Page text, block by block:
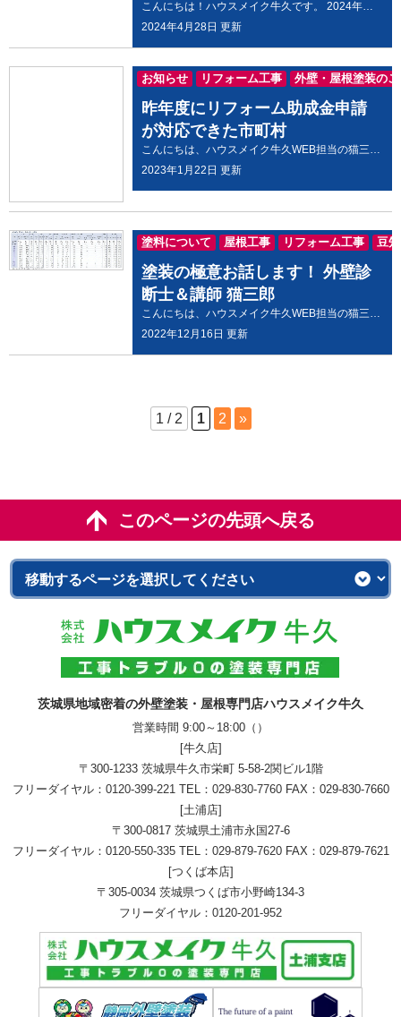
進的窓リノベ2024事業を活用し
よう
2024年4月28日 更新
昨年度にリフォーム助成金申請
が対応できた市町村
2023年1月22日 更新
お知らせ リフォーム工事 外壁・屋根塗装の
塗装の極意お話します！ 外壁診
断士＆講師 猫三郎
2022年12月16日 更新
塗料について 屋根工事 リフォーム工事
豆
外壁・屋根塗装のご案内
1 / 2 1 2 »
このページの先頭へ戻る
茨城県地域密着の外壁塗装・屋根専門店ハウスメイク牛久
営業時間 9:00～18:00（）
[牛久店]
〒300-1233 茨城県牛久市栄町 5-58-2関ビル1階
フリーダイヤル： 0120-399-221 TEL： 029-830-7760FAX：029-830-7660
[土浦店]
〒300-0817 茨城県土浦市永国27-6
フリーダイヤル： 0120-550-335TEL： 029-879-7620FAX：029-879-7621
[つくば本店]
〒305-0034 茨城県つくば市小野崎134-3
フリーダイヤル： 0120-201-952